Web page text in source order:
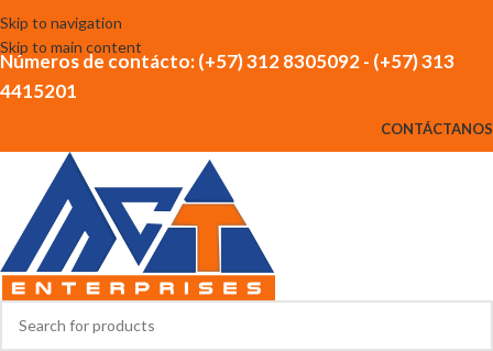
Skip to navigation
Skip to main content
Números de contácto: (+57) 312 8305092 - (+57) 313
4415201
CONTÁCTANOS